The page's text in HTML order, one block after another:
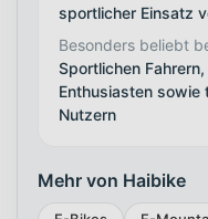
sportlicher Einsatz
Besonders beliebt
Sportlichen
Enthusiasten sowie
Nutzern
Mehr von Haibike